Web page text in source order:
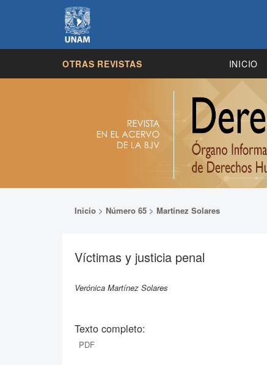
OTRAS REVISTAS INICIO
Inicio > Número 65 > Martínez Solares
Víctimas y justicia penal
Verónica Martínez Solares
Texto completo:
PDF